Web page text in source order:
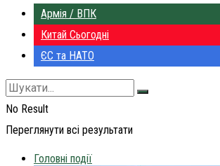
Армія / ВПК
Китай Сьогодні
ЄС та НАТО
No Result
Переглянути всі результати
Головні події